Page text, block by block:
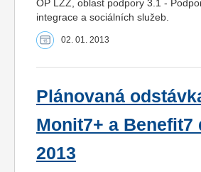
OP LZZ, oblast podpory 3.1 -
integrace a sociálních služeb.
02. 01. 2013
Plánovaná
Monit7+ a Benefit7
2013